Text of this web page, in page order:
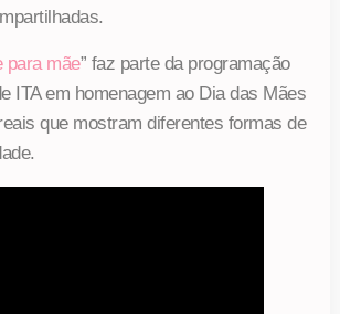
para mãe” faz parte da programação
ITA em homenagem ao Dia das Mães
que mostram diferentes formas de